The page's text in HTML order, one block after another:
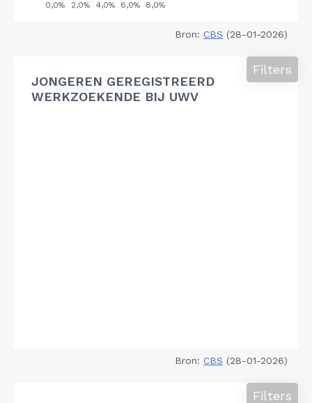
Bron: CBS (28-01-2026)
JONGEREN GEREGISTREERD
WERKZOEKENDE BIJ UWV
Filters
Bron: CBS (28-01-2026)
Filters